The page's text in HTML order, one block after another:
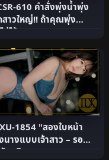
610 คำสั่งพุ่งน้ำพุ่ง
สาวใหญ่!! ถ้าคุณพุ่งน้ำ
ได้ เรา.
1854 "สองใบหน้า
นางแบบเจ้าสาว – รอย
นบริสุท.